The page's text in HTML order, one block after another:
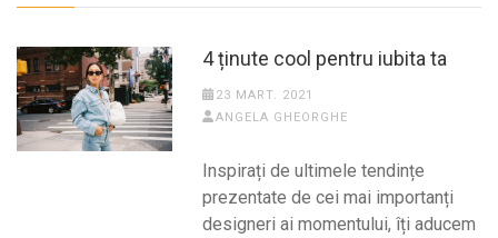
4 ținute cool pentru iubita ta
23 MART. 2021
ANGELA GHEORGHE
Inspirați de ultimele tendințe
prezentate de cei mai importanți
designeri ai momentului, îți aducem